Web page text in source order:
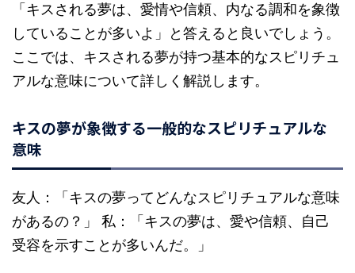
「キスされる夢は、愛情や信頼、内なる調和を象徴
していることが多いよ」と答えると良いでしょう。
ここでは、キスされる夢が持つ基本的なスピリチュ
アルな意味について詳しく解説します。
キスの夢が象徴する一般的なスピリチュアルな
意味
友人：「キスの夢ってどんなスピリチュアルな意味
があるの？」 私：「キスの夢は、愛や信頼、自己
受容を示すことが多いんだ。」